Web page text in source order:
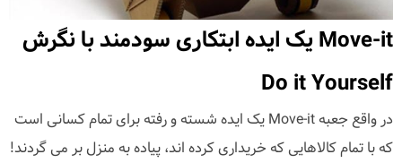
Move-it یک ایده ابتکاری سودمند با نگرش
Do it Yourself
در واقع جعبه Move-it یک ایده شسته و رفته برای تمام کسانی است
که با تمام کالاهایی که خریداری کرده اند، پیاده به منزل بر می گردند!